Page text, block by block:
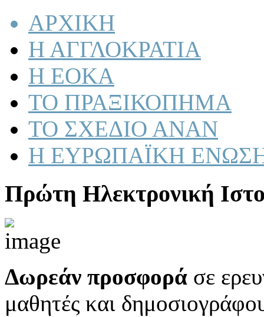
ΑΡΧΙΚΗ
Η ΑΓΓΛΟΚΡΑΤΙΑ
Η ΕΟΚΑ
ΤΟ ΠΡΑΞΙΚΟΠΗΜΑ
ΤΟ ΣΧΕΔΙΟ ΑΝΑΝ
Η ΕΥΡΩΠΑΪΚΗ
Πρώτη Ηλεκτρονική
Δωρεάν προσφορά σε
μαθητές και